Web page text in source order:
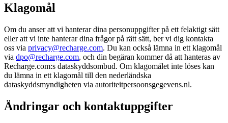
Klagomål
Om du anser att vi hanterar dina personuppgifter på ett felaktigt sätt
eller att vi inte hanterar dina frågor på rätt sätt, ber vi dig kontakta
oss via privacy@recharge.com. Du kan också lämna in ett klagomål
via dpo@recharge.com, och din begäran kommer då att hanteras av
Recharge.com:s dataskyddsombud. Om klagomålet inte löses kan
du lämna in ett klagomål till den nederländska
dataskyddsmyndigheten via autoriteitpersoonsgegevens.nl.
Ändringar och kontaktuppgifter